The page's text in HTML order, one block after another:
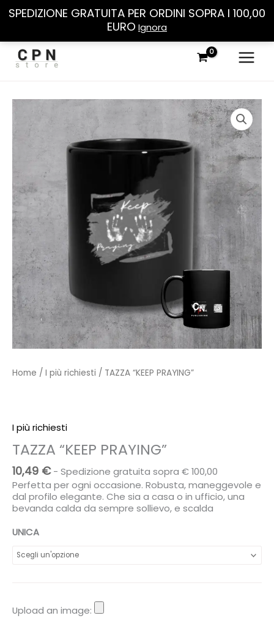
SPEDIZIONE GRATUITA PER ORDINI SOPRA I 100,00
EURO Ignora
Vai
contenuto
Home / I più richiesti / TAZZA “KEEP PRAYING”
I più richiesti
TAZZA “KEEP PRAYING”
10,49 € - Spedizione gratuita sopra € 100,00
Perfetta per ogni occasione. Robusta, maneggevole e
dal profilo elegante. Che sia a casa o in ufficio, una
bevanda calda da sempre sollievo, e scalda
UNICA
Upload an image: